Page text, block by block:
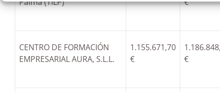
CENTRO DE FORMACIÓN
EMPRESARIAL AURA, S.L.L.
1.155.671,70
€
€